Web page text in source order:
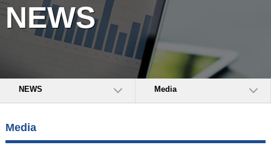
NEWS
NEWS Media
Media